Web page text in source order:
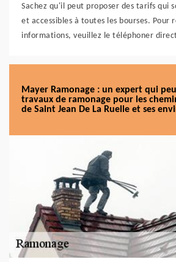
Sachez qu'il peut proposer des tarifs qui
et accessibles à toutes les bourses. Pour
informations, veuillez le téléphoner
Mayer Ramonage : un expert qui
travaux de ramonage pour les
de Saint Jean De La Ruelle et ses